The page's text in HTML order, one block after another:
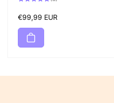
Normaler
Preis
€99,99 EUR